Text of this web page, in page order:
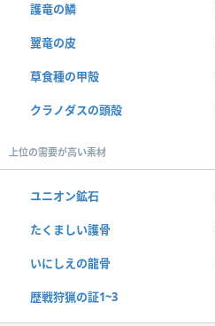
護竜の鱗
翼竜の皮
草食種の甲殻
クラノダスの頭殻
上位の需要が高い素材
ユニオン鉱石
たくましい護骨
いにしえの龍骨
歴戦狩猟の証1~3